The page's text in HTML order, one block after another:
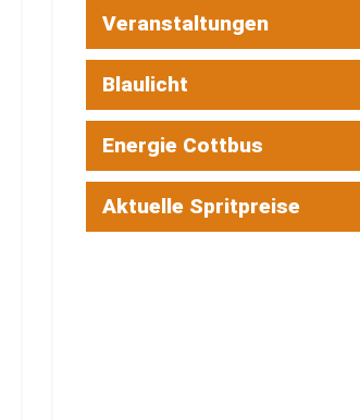
Veranstaltungen
Blaulicht
Energie Cottbus
Aktuelle Spritpreise